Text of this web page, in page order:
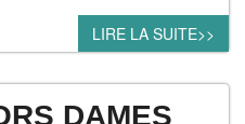
LIRE LA SUITE>>
DAMES